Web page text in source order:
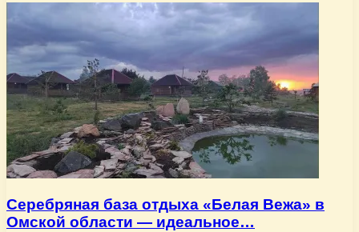
Серебряная база отдыха «Белая Вежа» в
Омской области — идеальное…